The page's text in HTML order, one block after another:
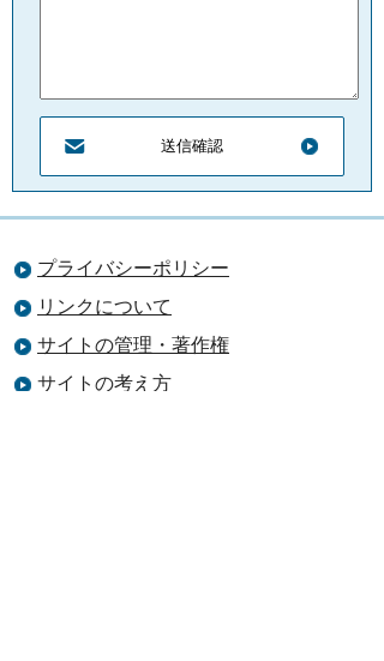
プライバシーポリシー
リンクについて
サイトの管理・著作権
サイトの考え方